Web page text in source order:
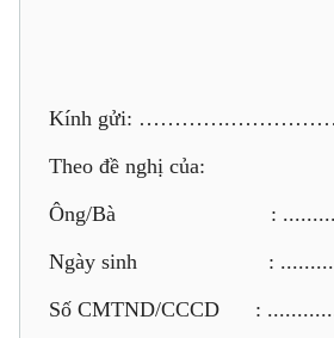
Kính gửi:
Theo đề nghị của:
Ông/Bà :
Ngày sinh :
Số CMTND/CCCD :